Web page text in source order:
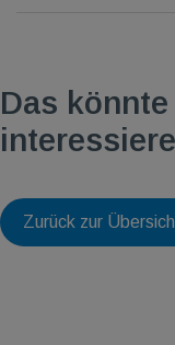
Das
Zurück zur